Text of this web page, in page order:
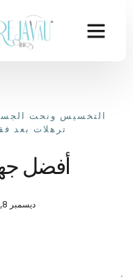
التخسيس ونحت
ترهلات بعد
أفضل
ديسمبر 8, 2022